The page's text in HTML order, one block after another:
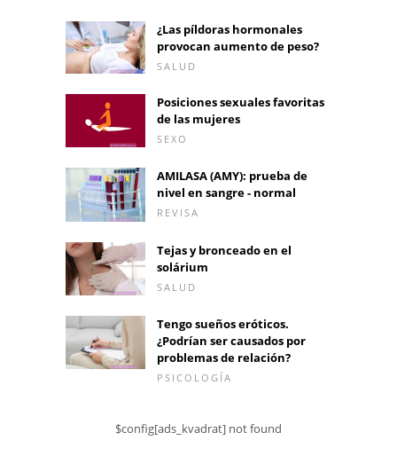
¿Las píldoras hormonales
provocan aumento de peso?
SALUD
Posiciones sexuales favoritas
de las mujeres
SEXO
AMILASA (AMY): prueba de
nivel en sangre - normal
REVISA
Tejas y bronceado en el
solárium
SALUD
Tengo sueños eróticos.
¿Podrían ser causados ​​por
problemas de relación?
PSICOLOGÍA
$config[ads_kvadrat] not found